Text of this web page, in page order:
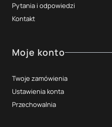
Pytania i odpowiedzi
Kontakt
Moje konto
Twoje zamówienia
Ustawienia konta
Przechowalnia